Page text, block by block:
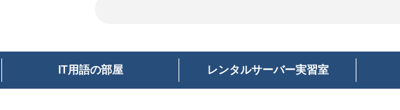
IT用語の部屋 レンタルサーバー実習室